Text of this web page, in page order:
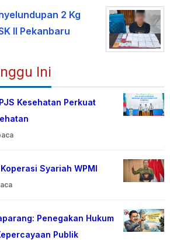
2 Kg
II Pekanbaru
Ini
Kesehatan Perkuat
Syariah WPMI
Penegakan Hukum
Publik